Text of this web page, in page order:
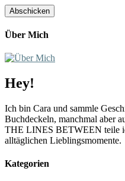
Über Mich
Hey!
Ich bin Cara und sammle
Buchdeckeln, manchmal aber
THE LINES BETWEEN teile
alltäglichen Lieblingsmomente.
Kategorien